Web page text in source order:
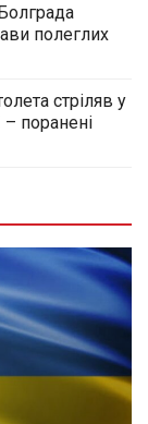
полеглих
стріляв у
поранені